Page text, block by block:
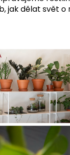
jak dělat svět o